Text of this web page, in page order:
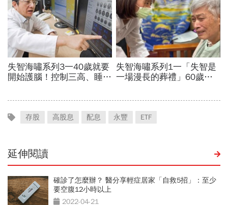
存股 高股息 配息 永豐 ETF
延伸閱讀
確診了怎麼辦？ 醫分享輕症居家「自救5招」：至少
要空腹12小時以上
2022-04-21